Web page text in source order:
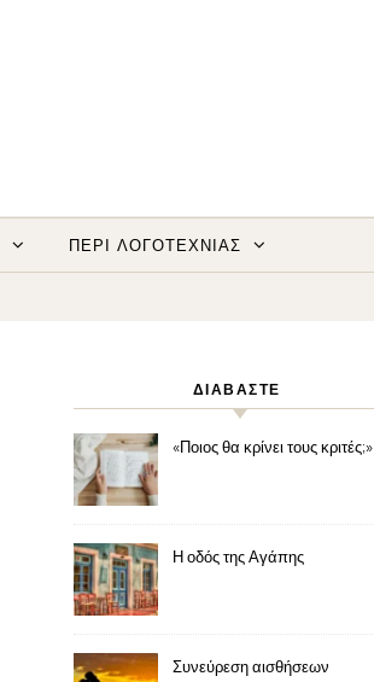
ΠΕΡΙ ΛΟΓΟΤΕΧΝΙΑΣ
ΔΙΑΒΑΣΤΕ
«Ποιος θα κρίνει τους κριτές;»
Η οδός της Αγάπης
Συνεύρεση αισθήσεων